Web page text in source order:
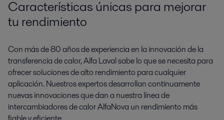
Características únicas para mejorar
tu rendimiento
Con más de 80 años de experiencia en la innovación de la
transferencia de calor, Alfa Laval sabe lo que se necesita para
ofrecer soluciones de alto rendimiento para cualquier
aplicación. Nuestros expertos desarrollan continuamente
nuevas innovaciones que dan a nuestra línea de
intercambiadores de calor AlfaNova un rendimiento más